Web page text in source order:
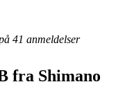
41 anmeldelser
fra Shimano